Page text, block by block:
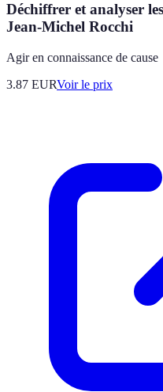
Déchiffrer et analyser
Jean-Michel Rocchi
Agir en connaissance de cause
3.87 EURVoir le prix